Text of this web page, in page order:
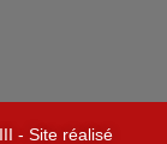
- Site réalisé